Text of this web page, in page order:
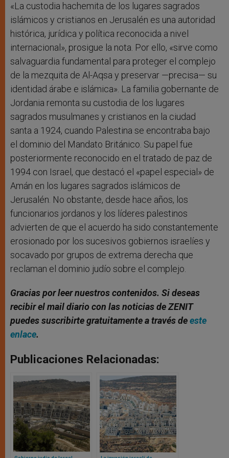
«La custodia hachemita de los lugares sagrados
islámicos y cristianos en Jerusalén es una autoridad
histórica, jurídica y política reconocida a nivel
internacional», prosigue la nota. Por ello, «sirve como
salvaguardia fundamental para proteger el complejo
de la mezquita de Al-Aqsa y preservar —precisa— su
identidad árabe e islámica». La familia gobernante de
Jordania remonta su custodia de los lugares
sagrados musulmanes y cristianos en la ciudad
santa a 1924, cuando Palestina se encontraba bajo
el dominio del Mandato Británico. Su papel fue
posteriormente reconocido en el tratado de paz de
1994 con Israel, que destacó el «papel especial» de
Amán en los lugares sagrados islámicos de
Jerusalén. No obstante, desde hace años, los
funcionarios jordanos y los líderes palestinos
advierten de que el acuerdo ha sido constantemente
erosionado por los sucesivos gobiernos israelíes y
socavado por grupos de extrema derecha que
reclaman el dominio judío sobre el complejo.
Gracias por leer nuestros contenidos. Si deseas
recibir el mail diario con las noticias de ZENIT
puedes suscribirte gratuitamente a través deeste
enlace.
Publicaciones Relacionadas: